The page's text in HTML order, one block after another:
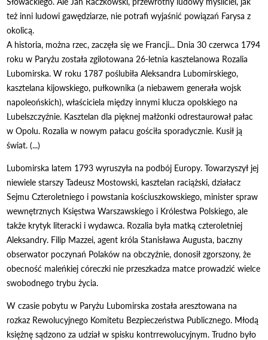
też inni ludowi gawędziarze, nie potrafi wyjaśnić powiązań Farysa z
okolicą.
A historia, można rzec, zaczęła się we Francji... Dnia 30 czerwca 1794
roku w Paryżu została zgilotowana 26-letnia kasztelanowa Rozalia
Lubomirska. W roku 1787 poślubiła Aleksandra Lubomirskiego,
kasztelana kijowskiego, pułkownika (a niebawem generała wojsk
napoleońskich), właściciela między innymi klucza opolskiego na
Lubelszczyźnie. Kasztelan dla pięknej małżonki odrestaurował pałac
w Opolu. Rozalia w nowym pałacu gościła sporadycznie. Kusił ją
świat. (...)
Lubomirska latem 1793 wyruszyła na podbój Europy. Towarzyszył jej
niewiele starszy Tadeusz Mostowski, kasztelan raciążski, działacz
Sejmu Czteroletniego i powstania kościuszkowskiego, minister spraw
wewnętrznych Księstwa Warszawskiego i Królestwa Polskiego, ale
także krytyk literacki i wydawca. Rozalia była matką czteroletniej
Aleksandry. Filip Mazzei, agent króla Stanisława Augusta, baczny
obserwator poczynań Polaków na obczyźnie, donosił zgorszony, że
obecność maleńkiej córeczki nie przeszkadza matce prowadzić wielce
swobodnego trybu życia.
W czasie pobytu w Paryżu Lubomirska została aresztowana na
rozkaz Rewolucyjnego Komitetu Bezpieczeństwa Publicznego. Młodą
księżnę sądzono za udział w spisku kontrrewolucyjnym. Trudno było